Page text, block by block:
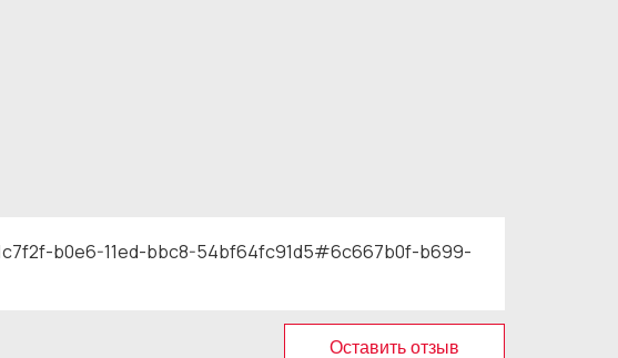
b0e6-11ed-bbc8-54bf64fc91d5#6c667b0f-b699-
Оставить отзыв